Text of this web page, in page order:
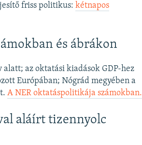
friss politikus:kétnapos
és ábrákon
az oktatási kiadások GDP-hez
Európában; Nógrád megyében a
A NER oktatáspolitikája számokban.
aláírt tizennyolc